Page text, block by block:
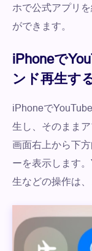
ホで公式アプリ
ができます。
iPhoneで
ンド再生す
iPhoneで
生し、そのまま
画面右上から下
ーを表示します
生などの操作は